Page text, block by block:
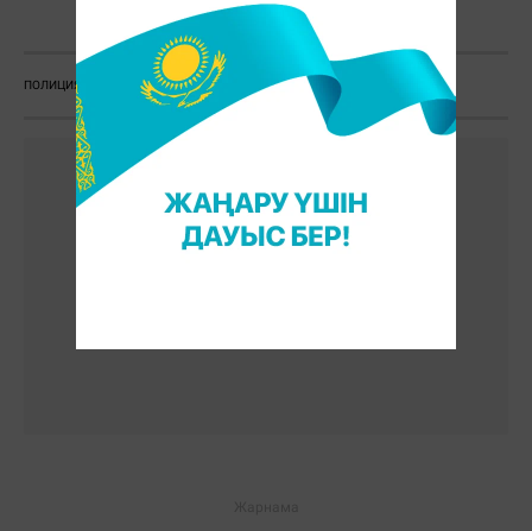
Ж. Қадыржанова
ПОЛИЦИЯ ҚЫЛМЫС ХАКЕР